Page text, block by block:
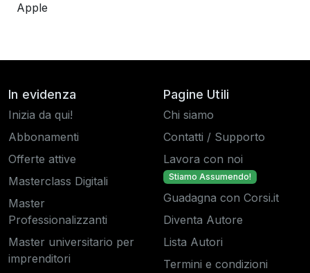
Apple
In evidenza
Inizia da qui!
Abbonamenti
Offerte attive
Masterclass Digitali
Master
Professionalizzanti
Master universitario per
imprenditori
Pagine Utili
Chi siamo
Contatti / Supporto
Lavora con noi
Stiamo Assumendo!
Guadagna con Corsi.it
Diventa Autore
Lista Autori
Termini e condizioni